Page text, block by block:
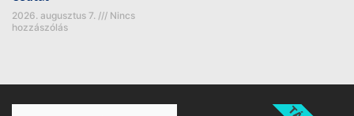
2026. augusztus 7.
Nincs
hozzászólás